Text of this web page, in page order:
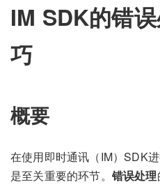
IM SDK的错
巧
概要
在使用即时通讯（IM）SDK
是至关重要的环节。 错误处理